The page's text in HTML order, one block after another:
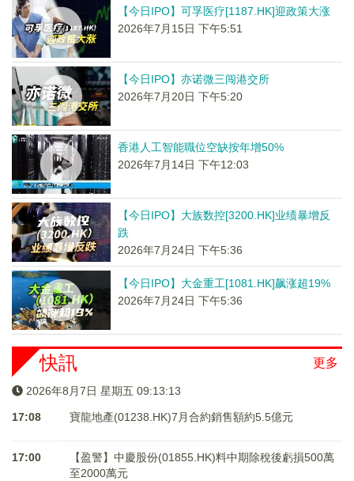
【今日IPO】可孚医疗[1187.HK]迎政策大涨
2026年7月15日 下午5:51
【今日IPO】亦诺微三闯港交所
2026年7月20日 下午5:20
香港人工智能職位空缺按年增50%
2026年7月14日 下午12:03
【今日IPO】大族数控[3200.HK]业绩暴增反
跌
2026年7月24日 下午5:36
【今日IPO】大金重工[1081.HK]飙涨超19%
2026年7月24日 下午5:36
更多
快訊
2026年8月7日 星期五 09:13:13
17:08 寶龍地產(01238.HK)7月合約銷售額約5.5億元
17:00
【盈警】中慶股份(01855.HK)料中期除稅後虧損500萬
至2000萬元